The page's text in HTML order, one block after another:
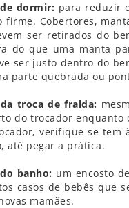
dormir: para reduzir
firme. Cobertores,
ser retirados do
do que uma manta
ser justo dentro do
parte quebrada ou
troca de fralda:
do trocador enquanto
verifique se tem
até pegar a prática.
banho: um encosto
casos de bebês que
mamães.